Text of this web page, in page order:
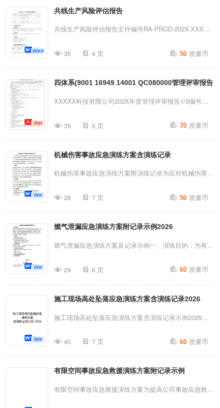
案............................................................................4
生产安全事故综合应急预
则............................................
共线生产风险评估报告
共线生产风险评估报告文件编号RA-PROD-202X-XXX版
产线]共线生产的风险评估评估日期202X年X月X日评估小
组质量部、生产部、设备部、技术研发部报告人[姓
名]1、评估范围与依据1.1评估背景根据2025版《医疗器
械生产质量管理规范》第九十二条规定："共用生产车
管理原则..."。鉴于我司计划将[产品A]与[产品B]安排在
[具体车间/线体名称]进行共线生产，特开展本次风险评
估。1.2评估范围涵盖从物料投料、加工、组装、清洗、
35 4 页 50 质量币
四体系(9001 16949 14001 QC080000管理评审报告
XXXXX科技有限公司202X年度管理评审报告1/5编号：
ISO9001:2015/IATF16949:2016、IS014001:2015新版汽
车质量、环境、HSF管理体系的充分性、有效性和适宜
性，提出并确定各种改进的机会和变更的需要。评审日期
202x年10月27日地点二楼会议室主持人总经理参加人员
1.ISO9001:2015/IATF16949:2016/IS014001:2015质量/
汽车质量、环境管理体系及HSF要求2.法律法规要求(合
规性评价)3.顾客特殊要求（订单、投诉、口头、电话）4.
35 5 页 70 质量币
机械伤害事故应急演练方案含演练记录
机械伤害事故应急演练方案附演练记录为应对机械伤害突
案的科学性、可操作性，做好机械伤害事故专项应急救援
工作，确保发生机械伤害安全事故时救援工作做到及时有
效，将机械伤害事故造成的损失降到最低，本公司计划于
2026年7月25日组织开展机械伤害事故应急演练工作，特
练使人员掌握机械伤害事故的应急救援程序与方法，提升
救援小组协调作战能力；通过实战训练救援队伍，确保其
在事故发生时能及时、有效、迅速地处置机械伤害所致人
28 7 页 50 质量币
燃气泄漏应急演练方案附记录示例2026
燃气泄漏应急演练方案及记录示例一、演练目的：为有效
持安全第一，预”防为主，综合治理的安全生产方针，提
高应急救援小组快速反应能力及抢先实战救援能力，确保
在发生突发事故时能够按照“快速反应、迅速抢修、相互
配合、”统一指挥、有效处置的原则保证抢险救援任务的
次应急演练。二、演练内容：1.检验各部门应急反应能
力；2.指挥小组部署应急救援抢险工作能力；3.事故报警
及应急救援处置能力(如燃气中毒);4.事故现场应急疏散能
29 6 页 60 质量币
施工现场高处坠落应急演练方案含演练记录2026
施工现场高处坠落应急演练方案含演练记录示例2026施
的发生，检验本公司施工现场高处坠落突发事故专项应急
救援预案的科学性、可操作性，做好施工现场高处坠落事
故专项应急救援工作，确保发生安全事故时救援工作做到
及时有效，将事故造成的损失降到最低，本公司将于
40 7 页 60 质量币
有限空间事故应急救援演练方案附记录示例
有限空间事故应急救援演练方案为提高公司事故应急救援